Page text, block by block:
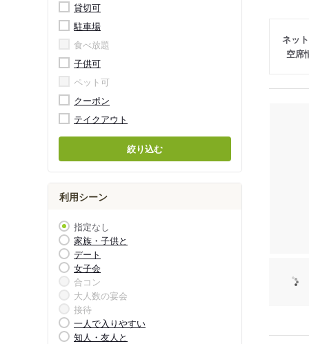
貸切可
駐車場
食べ放題
子供可
ペット可
クーポン
テイクアウト
絞り込む
利用シーン
指定なし
家族・子供と
デート
女子会
合コン
大人数の宴会
接待
一人で入りやすい
知人・友人と
ネッ
空席